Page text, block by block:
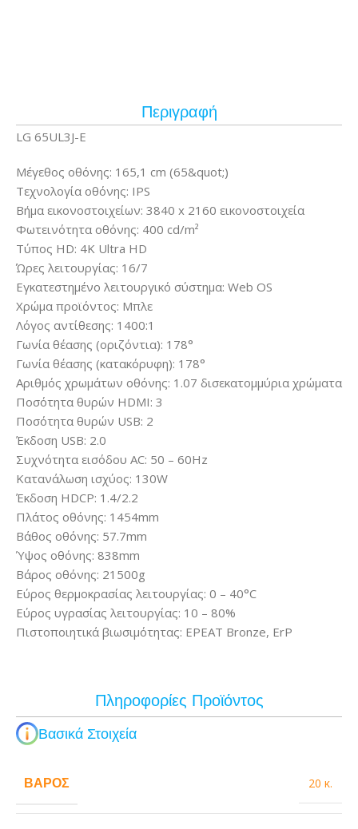
Περιγραφή
LG 65UL3J-E
Μέγεθος οθόνης: 165,1 cm (65&quot;)
Τεχνολογία οθόνης: IPS
Βήμα εικονοστοιχείων: 3840 x 2160 εικονοστοιχεία
Φωτεινότητα οθόνης: 400 cd/m²
Τύπος HD: 4K Ultra HD
Ώρες λειτουργίας: 16/7
Εγκατεστημένο λειτουργικό σύστημα: Web OS
Χρώμα προϊόντος: Μπλε
Λόγος αντίθεσης: 1400:1
Γωνία θέασης (οριζόντια): 178°
Γωνία θέασης (κατακόρυφη): 178°
Αριθμός χρωμάτων οθόνης: 1.07 δισεκατομμύρια χρώματα
Ποσότητα θυρών HDMI: 3
Ποσότητα θυρών USB: 2
Έκδοση USB: 2.0
Συχνότητα εισόδου AC: 50 – 60Hz
Κατανάλωση ισχύος: 130W
Έκδοση HDCP: 1.4/2.2
Πλάτος οθόνης: 1454mm
Βάθος οθόνης: 57.7mm
Ύψος οθόνης: 838mm
Βάρος οθόνης: 21500g
Εύρος θερμοκρασίας λειτουργίας: 0 – 40°C
Εύρος υγρασίας λειτουργίας: 10 – 80%
Πιστοποιητικά βιωσιμότητας: EPEAT Bronze, ErP
Πληροφορίες Προϊόντος
Βασικά Στοιχεία
ΒΆΡΟΣ 20 κ.